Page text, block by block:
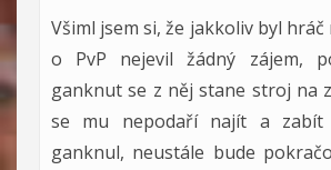
Všiml jsem si, že jakkoliv byl
o PvP nejevil žádný zájem,
ganknut se z něj stane stroj na
se mu nepodaří najít a
ganknul, neustále bude